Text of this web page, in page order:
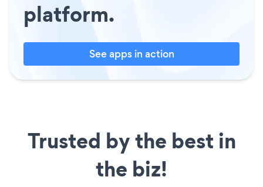
platform.
See apps in action
Trusted by the best in
the biz!